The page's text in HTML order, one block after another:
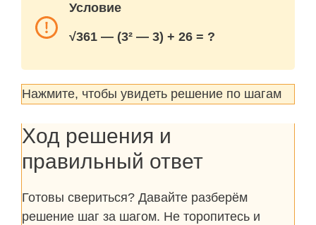
Условие
√361 — (3² — 3) + 26 = ?
Нажмите, чтобы увидеть решение по шагам
Ход решения и
правильный ответ
Готовы свериться? Давайте разберём
решение шаг за шагом. Не торопитесь и